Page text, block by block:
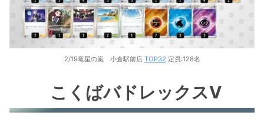
2/19竜星の嵐 小倉駅前店 TOP32 定員:128名
こくばバドレックスV